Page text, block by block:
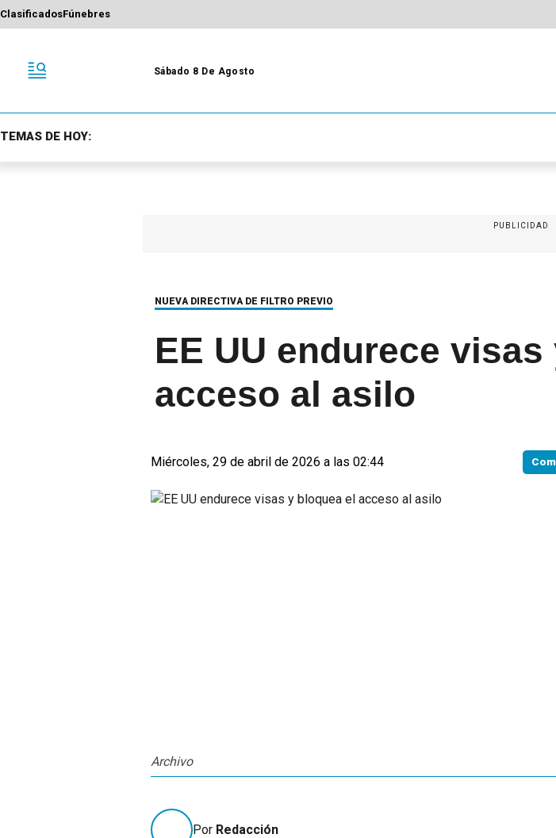
ClasificadosFúnebres
Sábado 8 De Agosto
TEMAS DE HOY:
PUBLICIDAD
NUEVA DIRECTIVA DE FILTRO PREVIO
EE UU endurece
acceso al asilo
Miércoles, 29 de abril de 2026 a las 02:44
Archivo
Por Redacción